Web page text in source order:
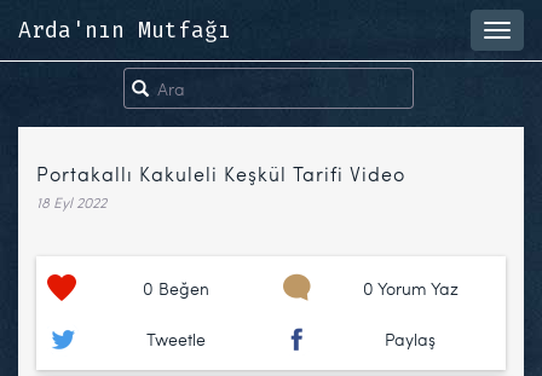
Arda'nın Mutfağı
Portakallı Kakuleli Keşkül Tarifi Video
18 Eyl 2022
0 Beğen 0 Yorum Yaz
Tweetle Paylaş